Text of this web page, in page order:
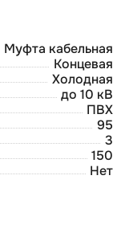
Муфта кабельная
Концевая
Холодная
до 10 кВ
ПВХ
95
3
150
Нет